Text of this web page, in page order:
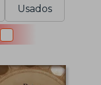
Usados